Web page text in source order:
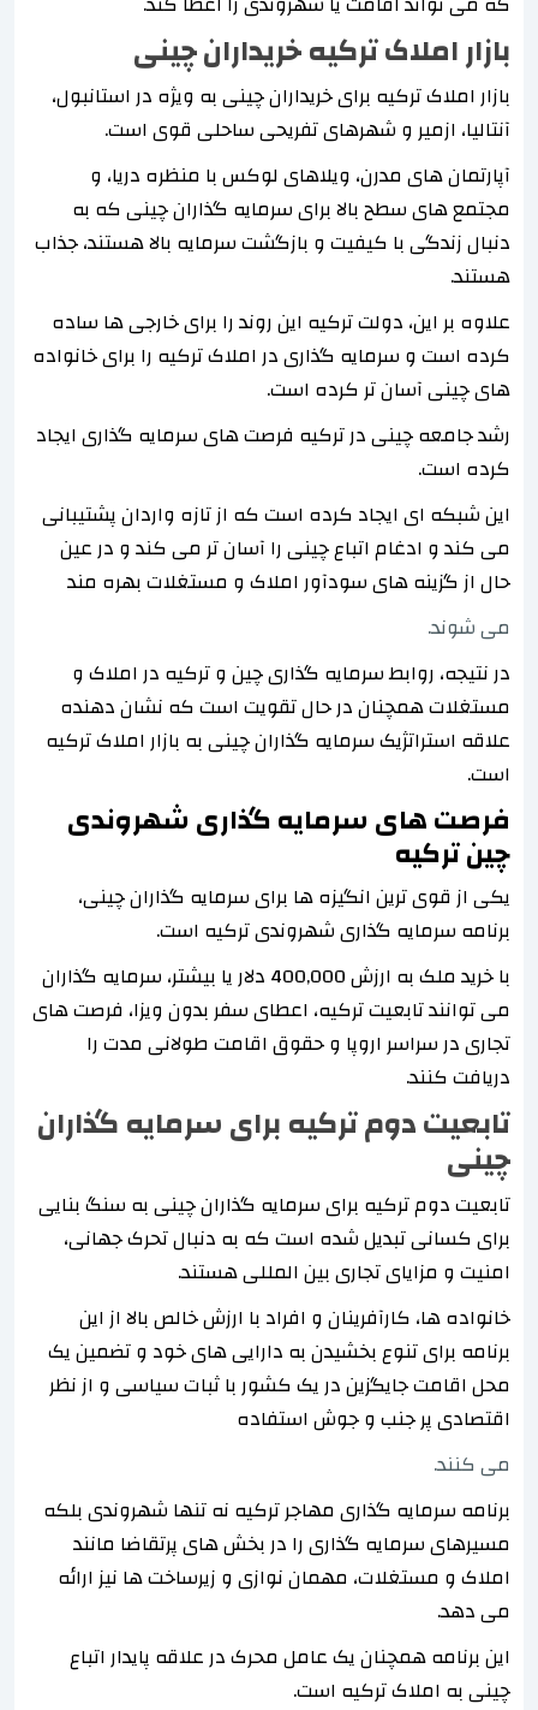
بازار املاک ترکیه خریداران چینی
بازار املاک ترکیه برای خریداران چینی به ویژه در استانبول،
آنتالیا، ازمیر و شهرهای تفریحی ساحلی قوی است.
آپارتمان های مدرن، ویلاهای لوکس با منظره دریا، و
مجتمع های سطح بالا برای سرمایه گذاران چینی که به
دنبال زندگی با کیفیت و بازگشت سرمایه بالا هستند، جذاب
هستند.
علاوه بر این، دولت ترکیه این روند را برای خارجی ها ساده
کرده است و سرمایه گذاری در املاک ترکیه را برای خانواده
های چینی آسان تر کرده است.
رشد جامعه چینی در ترکیه فرصت های سرمایه گذاری ایجاد
کرده است.
این شبکه ای ایجاد کرده است که از تازه واردان پشتیبانی
می کند و ادغام اتباع چینی را آسان تر می کند و در عین
حال از گزینه های سودآور املاک و مستغلات بهره مند
می شوند.
در نتیجه، روابط سرمایه گذاری چین و ترکیه در املاک و
مستغلات همچنان در حال تقویت است که نشان دهنده
علاقه استراتژیک سرمایه گذاران چینی به بازار املاک ترکیه
است.
فرصت های سرمایه گذاری شهروندی
چین ترکیه
یکی از قوی ترین انگیزه ها برای سرمایه گذاران چینی،
برنامه سرمایه گذاری شهروندی ترکیه است.
با خرید ملک به ارزش 400,000 دلار یا بیشتر، سرمایه گذاران
می توانند تابعیت ترکیه، اعطای سفر بدون ویزا، فرصت های
تجاری در سراسر اروپا و حقوق اقامت طولانی مدت را
دریافت کنند.
تابعیت دوم ترکیه برای سرمایه گذاران
چینی
تابعیت دوم ترکیه برای سرمایه گذاران چینی به سنگ بنایی
برای کسانی تبدیل شده است که به دنبال تحرک جهانی،
امنیت و مزایای تجاری بین المللی هستند.
خانواده ها، کارآفرینان و افراد با ارزش خالص بالا از این
برنامه برای تنوع بخشیدن به دارایی های خود و تضمین یک
محل اقامت جایگزین در یک کشور با ثبات سیاسی و از نظر
اقتصادی پر جنب و جوش استفاده
می کنند.
برنامه سرمایه گذاری مهاجر ترکیه نه تنها شهروندی بلکه
مسیرهای سرمایه گذاری را در بخش های پرتقاضا مانند
املاک و مستغلات، مهمان نوازی و زیرساخت ها نیز ارائه
می دهد.
این برنامه همچنان یک عامل محرک در علاقه پایدار اتباع
چینی به املاک ترکیه است.